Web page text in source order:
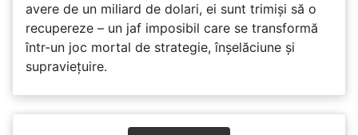
avere de un miliard de dolari, ei sunt trimiși să o
recupereze – un jaf imposibil care se transformă
într-un joc mortal de strategie, înșelăciune și
supraviețuire.